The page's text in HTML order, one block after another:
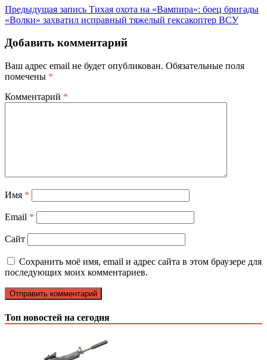
Предыдущая запись Тихая охота на «Вампира»: боец бригады
«Волки» захватил исправный тяжелый гексакоптер ВСУ
Добавить комментарий
Ваш адрес email не будет опубликован. Обязательные поля
помечены *
Комментарий *
Имя *
Email *
Сайт
Сохранить моё имя, email и адрес сайта в этом браузере для
последующих моих комментариев.
Топ новостей на сегодня